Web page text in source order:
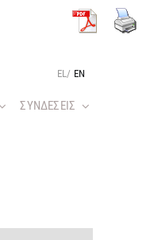
EL / EN
ΣΥΝΔΕΣΕΙΣ